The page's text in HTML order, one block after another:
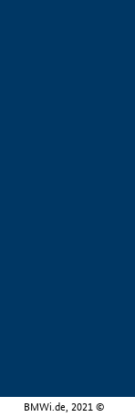
BMWi.de, 2021 ©